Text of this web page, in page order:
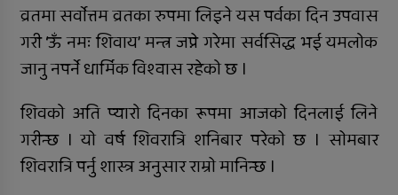
व्रतमा सर्वाेत्तम व्रतका रुपमा लिइने यस पर्वका दिन उपवास
गरी ‘ऊँ नमः शिवाय’ मन्त्र जप्ने गरेमा सर्वसिद्ध भई यमलोक
जानु नपर्ने धार्मिक विश्वास रहेको छ ।
शिवको अति प्यारो दिनका रूपमा आजको दिनलाई लिने
गरीन्छ । याे वर्ष शिवरात्रि शनिबार परेकाे छ । साेमबार
शिवरात्रि पर्नु शास्त्र अनुसार राम्राे मानिन्छ ।